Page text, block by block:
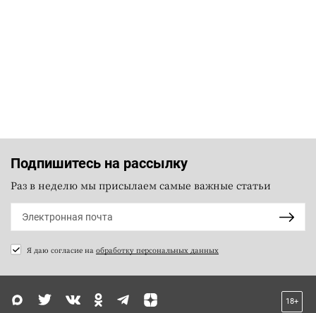
Подпишитесь на рассылку
Раз в неделю мы присылаем самые важные статьи
Я даю согласие на обработку персональных данных
18+